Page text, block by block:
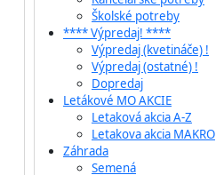
Školské potreby
**** Výpredaj! ****
Výpredaj (kvetináče) !
Výpredaj (ostatné) !
Dopredaj
Letákové MO AKCIE
Letaková akcia A-Z
Letakova akcia MAKRO
Záhrada
Semená